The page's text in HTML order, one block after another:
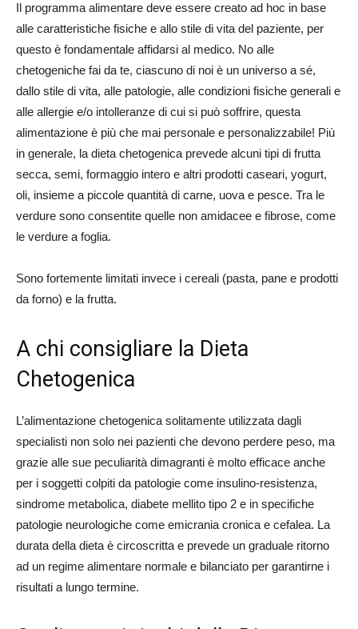
Il programma alimentare deve essere creato ad hoc in base
alle caratteristiche fisiche e allo stile di vita del paziente, per
questo è fondamentale affidarsi al medico. No alle
chetogeniche fai da te, ciascuno di noi è un universo a sé,
dallo stile di vita, alle patologie, alle condizioni fisiche generali e
alle allergie e/o intolleranze di cui si può soffrire, questa
alimentazione è più che mai personale e personalizzabile! Più
in generale, la dieta chetogenica prevede alcuni tipi di frutta
secca, semi, formaggio intero e altri prodotti caseari, yogurt,
oli, insieme a piccole quantità di carne, uova e pesce. Tra le
verdure sono consentite quelle non amidacee e fibrose, come
le verdure a foglia.
Sono fortemente limitati invece i cereali (pasta, pane e prodotti
da forno) e la frutta.
A chi consigliare la Dieta
Chetogenica
L’alimentazione chetogenica solitamente utilizzata dagli
specialisti non solo nei pazienti che devono perdere peso, ma
grazie alle sue peculiarità dimagranti è molto efficace anche
per i soggetti colpiti da patologie come insulino-resistenza,
sindrome metabolica, diabete mellito tipo 2 e in specifiche
patologie neurologiche come emicrania cronica e cefalea. La
durata della dieta è circoscritta e prevede un graduale ritorno
ad un regime alimentare normale e bilanciato per garantirne i
risultati a lungo termine.